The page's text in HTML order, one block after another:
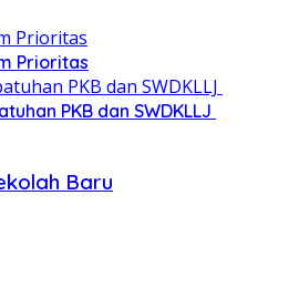
Prioritas
PKB dan SWDKLLJ
Baru